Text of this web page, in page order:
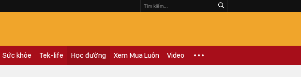
Sức khỏe Tek-life Học đường Xem Mua Luôn Video